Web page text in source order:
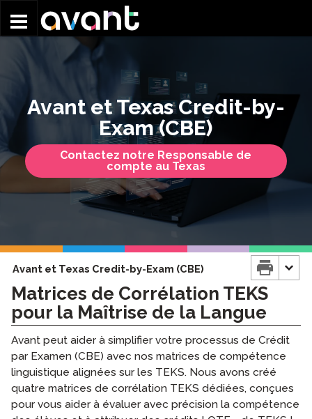
Avant et Texas Credit-by-
Exam (CBE)
Contactez notre Responsable de
compte au Texas
Avant et Texas Credit-by-Exam (CBE)
Matrices de Corrélation TEKS
pour la Maîtrise de la Langue
Avant peut aider à simplifier votre processus de Crédit
par Examen (CBE) avec nos matrices de compétence
linguistique alignées sur les TEKS. Nous avons créé
quatre matrices de corrélation TEKS dédiées, conçues
pour vous aider à évaluer avec précision la compétence